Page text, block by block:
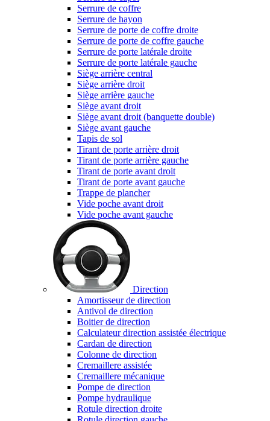
Serrure de coffre
Serrure de hayon
Serrure de porte de coffre droite
Serrure de porte de coffre gauche
Serrure de porte latérale droite
Serrure de porte latérale gauche
Siège arrière central
Siège arrière droit
Siège arrière gauche
Siège avant droit
Siège avant droit (banquette double)
Siège avant gauche
Tapis de sol
Tirant de porte arrière droit
Tirant de porte arrière gauche
Tirant de porte avant droit
Tirant de porte avant gauche
Trappe de plancher
Vide poche avant droit
Vide poche avant gauche
Direction
Amortisseur de direction
Antivol de direction
Boitier de direction
Calculateur direction assistée électrique
Cardan de direction
Colonne de direction
Cremaillere assistée
Cremaillere mécanique
Pompe de direction
Pompe hydraulique
Rotule direction droite